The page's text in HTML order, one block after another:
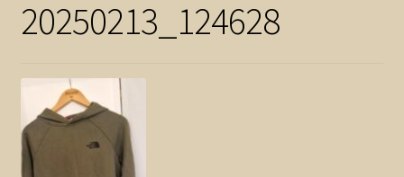
Winkel
Winkelmand
Linkjes
20250213_124628